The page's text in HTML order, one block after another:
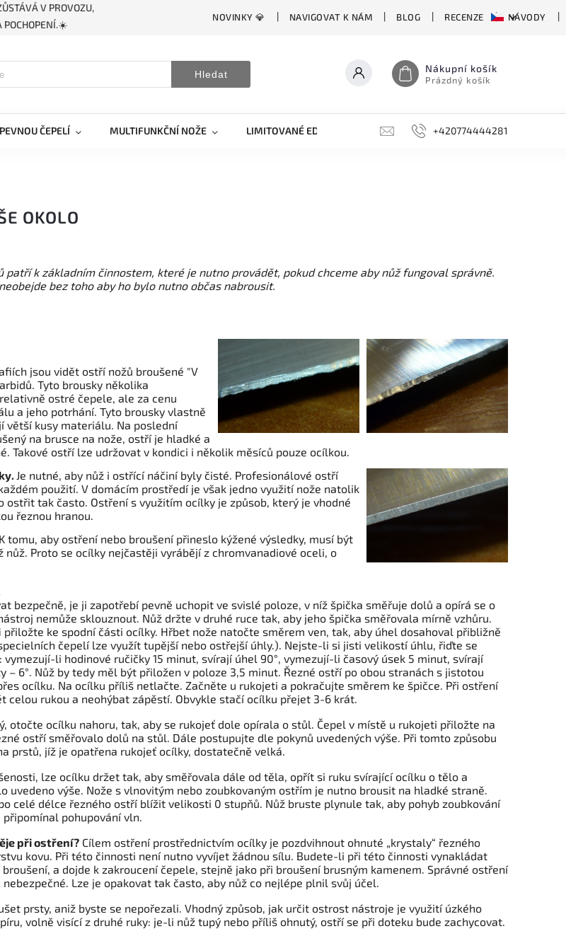
V PROVOZU,
POCHOPENÍ.☀️
NOVINKY 💎 NAVIGOVAT K NÁM BLOG RECENZE NÁVODY
Hledat Nákupní košík
Prázdný košík
ČEPELÍ MULTIFUNKČNÍ NOŽE LIMITOVANÉ EDICE BROUSKY, BRUSKY, OCÍLKY
+420774444281
OKOLO
patří k základním činnostem, které je nutno provádět, pokud chceme aby nůž fungoval správně.
bez toho aby ho bylo nutno občas nabrousit.
jsou vidět ostří nožů broušené "V
Tyto brousky několika
ostré čepele, ale za cenu
a jeho potrhání. Tyto brousky vlastně
větší kusy materiálu. Na poslední
na brusce na nože, ostří je hladké a
Takové ostří lze udržovat v kondici i několik měsíců pouze ocílkou.
Je nutné, aby nůž i ostřící náčiní byly čisté. Profesionálové ostří
použití. V domácím prostředí je však jedno využití nože natolik
ostřit tak často. Ostření s využitím ocílky je způsob, který je vhodné
řeznou hranou.
tomu, aby ostření nebo broušení přineslo kýžené výsledky, musí být
nůž. Proto se ocílky nejčastěji vyrábějí z chromvanadiové oceli, o
bezpečně, je ji zapotřebí pevně uchopit ve svislé poloze, v níž špička směřuje dolů a opírá se o
nemůže sklouznout. Nůž držte v druhé ruce tak, aby jeho špička směřovala mírně vzhůru.
přiložte ke spodní části ocílky. Hřbet nože natočte směrem ven, tak, aby úhel dosahoval přibližně
čepelí lze využít tupější nebo ostřejší úhly.). Nejste-li si jisti velikostí úhlu, řiďte se
li hodinové ručičky 15 minut, svírají úhel 90°, vymezují-li časový úsek 5 minut, svírají
– 6°. Nůž by tedy měl být přiložen v poloze 3,5 minut. Řezné ostří po obou stranách s jistotou
ocílku. Na ocílku příliš netlačte. Začněte u rukojeti a pokračujte směrem ke špičce. Při ostření
celou rukou a neohýbat zápěstí. Obvykle stačí ocílku přejet 3-6 krát.
otočte ocílku nahoru, tak, aby se rukojeť dole opírala o stůl. Čepel v místě u rukojeti přiložte na
ostří směřovalo dolů na stůl. Dále postupujte dle pokynů uvedených výše. Při tomto způsobu
prstů, jíž je opatřena rukojeť ocílky, dostatečně velká.
lze ocílku držet tak, aby směřovala dále od těla, opřít si ruku svírající ocílku o tělo a
uvedeno výše. Nože s vlnovitým nebo zoubkovaným ostřím je nutno brousit na hladké straně.
celé délce řezného ostří blížit velikosti 0 stupňů. Nůž bruste plynule tak, aby pohyb zoubkování
pohupování vln.
při ostření? Cílem ostření prostřednictvím ocílky je pozdvihnout ohnuté „krystaly“ řezného
kovu. Při této činnosti není nutno vyvíjet žádnou sílu. Budete-li při této činnosti vynakládat
a dojde k zakroucení čepele, stejně jako při broušení brusným kamenem. Správné ostření
Lze je opakovat tak často, aby nůž co nejlépe plnil svůj účel.
prsty, aniž byste se nepořezali. Vhodný způsob, jak určit ostrost nástroje je využití úzkého
volně visící z druhé ruky: je-li nůž tupý nebo příliš ohnutý, ostří se při doteku bude zachycovat.